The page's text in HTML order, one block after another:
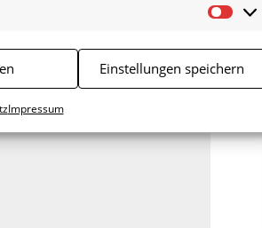
Einstellungen speichern
Impressum